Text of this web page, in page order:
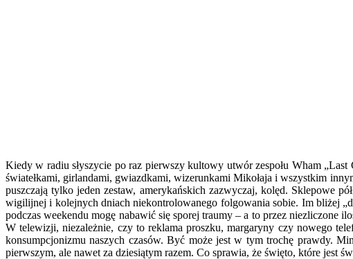
Kiedy w radiu słyszycie po raz pierwszy kultowy utwór zespołu Wham
światełkami, girlandami, gwiazdkami, wizerunkami Mikołaja i wszystkim
puszczają tylko jeden zestaw, amerykańskich zazwyczaj, kolęd. Sklepowe
wigilijnej i kolejnych dniach niekontrolowanego folgowania sobie. Im bliżej
podczas weekendu mogę nabawić się sporej traumy – a to przez niezliczone
W telewizji, niezależnie, czy to reklama proszku, margaryny czy nowego
konsumpcjonizmu naszych czasów. Być może jest w tym trochę prawdy.
pierwszym, ale nawet za dziesiątym razem. Co sprawia, że święto, które jest